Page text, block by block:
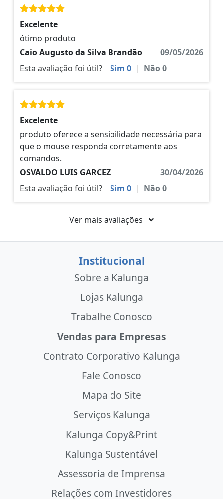
Excelente
ótimo produto
Caio Augusto da Silva Brandão
09/05/2026
Esta avaliação foi útil?
Sim 0 | Não0
Excelente
produto oferece a sensibilidade necessária para
que o mouse responda corretamente aos
comandos.
OSVALDO LUIS GARCEZ
30/04/2026
Esta avaliação foi útil?
Sim 0 | Não0
Ver mais avaliações
Institucional
Sobre a Kalunga
Lojas Kalunga
Trabalhe Conosco
Vendas para Empresas
Contrato Corporativo Kalunga
Fale Conosco
Mapa do Site
Serviços Kalunga
Kalunga Copy&Print
Kalunga Sustentável
Assessoria de Imprensa
Relações com Investidores